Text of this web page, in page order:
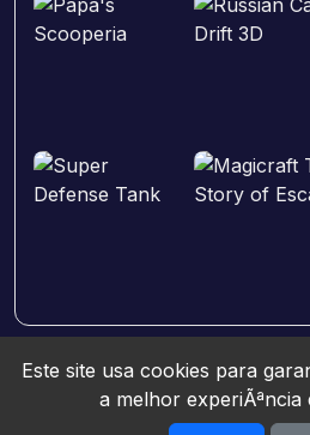
Este site usa cookies para
a melhor experiÃªncia